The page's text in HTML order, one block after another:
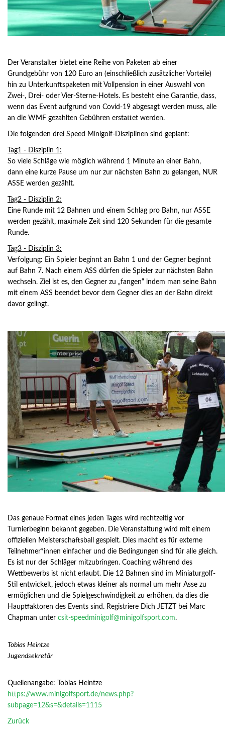
Der Veranstalter bietet eine Reihe von Paketen ab einer
Grundgebühr von 120 Euro an (einschließlich zusätzlicher Vorteile)
hin zu Unterkunftspaketen mit Vollpension in einer Auswahl von
Zwei-, Drei- oder Vier-Sterne-Hotels. Es besteht eine Garantie, dass,
wenn das Event aufgrund von Covid-19 abgesagt werden muss, alle
an die WMF gezahlten Gebühren erstattet werden.
Die folgenden drei Speed Minigolf-Disziplinen sind geplant:
Tag1 - Disziplin 1:
So viele Schläge wie möglich während 1 Minute an einer Bahn,
dann eine kurze Pause um nur zur nächsten Bahn zu gelangen, NUR
ASSE werden gezählt.
Tag2 - Disziplin 2:
Eine Runde mit 12 Bahnen und einem Schlag pro Bahn, nur ASSE
werden gezählt, maximale Zeit sind 120 Sekunden für die gesamte
Runde.
Tag3 - Disziplin 3:
Verfolgung: Ein Spieler beginnt an Bahn 1 und der Gegner beginnt
auf Bahn 7. Nach einem ASS dürfen die Spieler zur nächsten Bahn
wechseln. Ziel ist es, den Gegner zu „fangen“ indem man seine Bahn
mit einem ASS beendet bevor dem Gegner dies an der Bahn direkt
davor gelingt.
Das genaue Format eines jeden Tages wird rechtzeitig vor
Turnierbeginn bekannt gegeben. Die Veranstaltung wird mit einem
offiziellen Meisterschaftsball gespielt. Dies macht es für externe
Teilnehmer*innen einfacher und die Bedingungen sind für alle gleich.
Es ist nur der Schläger mitzubringen. Coaching während des
Wettbewerbs ist nicht erlaubt. Die 12 Bahnen sind im Miniaturgolf-
Stil entwickelt, jedoch etwas kleiner als normal um mehr Asse zu
ermöglichen und die Spielgeschwindigkeit zu erhöhen, da dies die
Hauptfaktoren des Events sind. Registriere Dich JETZT bei Marc
Chapman unter csit-speedminigolf@minigolfsport.com.
Tobias Heintze
Jugendsekretär
Quellenangabe: Tobias Heintze
https://www.minigolfsport.de/news.php?
subpage=12&s=&details=1115
Zurück